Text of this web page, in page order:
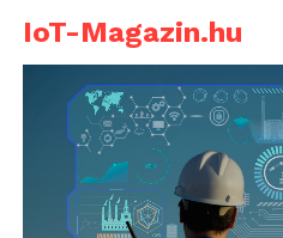
IoT-Magazin.hu